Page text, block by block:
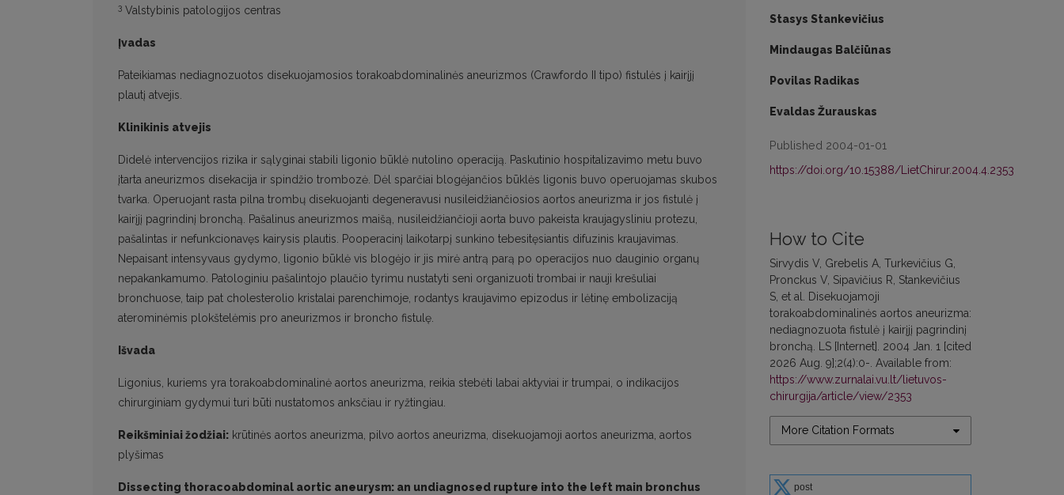
Stasys Stankevičius
Mindaugas Balčiūnas
Povilas Radikas
Evaldas Žurauskas
Published 2004-01-01
https://doi.org/10.15388/LietChirur.2004.4.2353
How to Cite
Sirvydis V, Grebelis A, Turkevičius G,
Pronckus V, Sipavičius R, Stankevičius
S, et al. Disekuojamoji
torakoabdominalinės aortos aneurizma:
nediagnozuota fistulė į kairįjį pagrindinį
bronchą. LS [Internet]. 2004 Jan. 1 [cited
2026 Aug. 9];2(4):0-. Available from:
https://www.zurnalai.vu.lt/lietuvos-
chirurgija/article/view/2353
More Citation Formats
post
3 Valstybinis patologijos centras
Įvadas
Pateikiamas nediagnozuotos disekuojamosios torakoabdominalinės aneurizmos (Crawfordo II tipo) fistulės į kairįjį
plautį atvejis.
Klinikinis atvejis
Didelė intervencijos rizika ir sąlyginai stabili ligonio būklė nutolino operaciją. Paskutinio hospitalizavimo metu buvo
įtarta aneurizmos disekacija ir spindžio trombozė. Dėl sparčiai blogėjančios būklės ligonis buvo operuojamas skubos
tvarka. Operuojant rasta pilna trombų disekuojanti degeneravusi nusileidžiančiosios aortos aneurizma ir jos fistulė į
kairįjį pagrindinį bronchą. Pašalinus aneurizmos maišą, nusileidžiančioji aorta buvo pakeista kraujagysliniu protezu,
pašalintas ir nefunkcionavęs kairysis plautis. Pooperacinį laikotarpį sunkino tebesitęsiantis difuzinis kraujavimas.
Nepaisant intensyvaus gydymo, ligonio būklė vis blogėjo ir jis mirė antrą parą po operacijos nuo dauginio organų
nepakankamumo. Patologiniu pašalintojo plaučio tyrimu nustatyti seni organizuoti trombai ir nauji krešuliai
bronchuose, taip pat cholesterolio kristalai parenchimoje, rodantys kraujavimo epizodus ir lėtinę embolizaciją
aterominėmis plokštelėmis pro aneurizmos ir broncho fistulę.
Išvada
Ligonius, kuriems yra torakoabdominalinė aortos aneurizma, reikia stebėti labai aktyviai ir trumpai, o indikacijos
chirurginiam gydymui turi būti nustatomos anksčiau ir ryžtingiau.
Reikšminiai žodžiai: krūtinės aortos aneurizma, pilvo aortos aneurizma, disekuojamoji aortos aneurizma, aortos
plyšimas
Dissecting thoracoabdominal aortic aneurysm: an undiagnosed rupture into the left main bronchus